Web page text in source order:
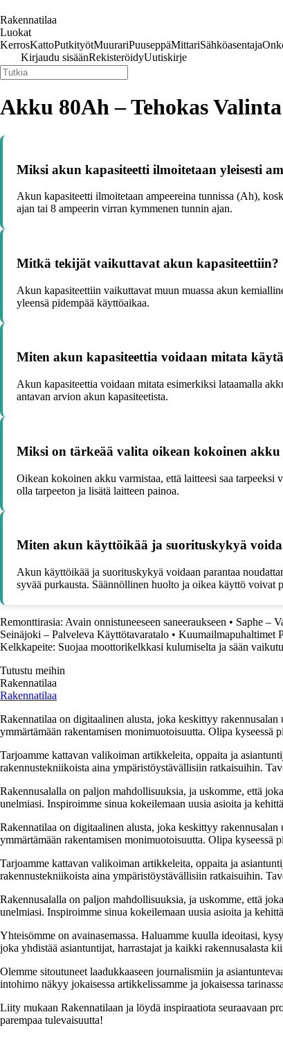
Rakennatilaa
Luokat
KerrosKattoPutkityötMuurariPuuseppäMittariSähköasentaja
Kirjaudu sisäänRekisteröidyUutiskirje
Akku 80Ah – Tehokas
Miksi akun kapasiteetti ilmoitetaan yleisesti
Akun kapasiteetti ilmoitetaan ampeereina tunnissa (Ah),
ajan tai 8 ampeerin virran kymmenen tunnin ajan.
Mitkä tekijät vaikuttavat akun kapasiteettiin?
Akun kapasiteettiin vaikuttavat muun muassa akun
yleensä pidempää käyttöaikaa.
Miten akun kapasiteettia voidaan mitata
Akun kapasiteettia voidaan mitata esimerkiksi lataamalla
antavan arvion akun kapasiteetista.
Miksi on tärkeää valita oikean kokoinen
Oikean kokoinen akku varmistaa, että laitteesi saa
olla tarpeeton ja lisätä laitteen painoa.
Miten akun käyttöikää ja suorituskykyä
Akun käyttöikää ja suorituskykyä voidaan parantaa
syvää purkausta. Säännöllinen huolto ja oikea käyttö voivat
Remonttirasia: Avain onnistuneeseen saneeraukseen • Saphe –
Seinäjoki – Palveleva Käyttötavaratalo • Kuumailmapuhaltimet
Kelkkapeite: Suojaa moottorikelkkasi kulumiselta ja sään
Tutustu meihin
Rakennatilaa
Rakennatilaa
Rakennatilaa on digitaalinen alusta, joka keskittyy
ymmärtämään rakentamisen monimuotoisuutta. Olipa kyseessä
Tarjoamme kattavan valikoiman artikkeleita, oppaita ja
rakennustekniikoista aina ympäristöystävällisiin ratkaisuihin.
Rakennusalalla on paljon mahdollisuuksia, ja uskomme, että
unelmiasi. Inspiroimme sinua kokeilemaan uusia asioita ja
Rakennatilaa on digitaalinen alusta, joka keskittyy
ymmärtämään rakentamisen monimuotoisuutta. Olipa kyseessä
Tarjoamme kattavan valikoiman artikkeleita, oppaita ja
rakennustekniikoista aina ympäristöystävällisiin ratkaisuihin.
Rakennusalalla on paljon mahdollisuuksia, ja uskomme, että
unelmiasi. Inspiroimme sinua kokeilemaan uusia asioita ja
Yhteisömme on avainasemassa. Haluamme kuulla ideoitasi,
joka yhdistää asiantuntijat, harrastajat ja kaikki rakennusalasta
Olemme sitoutuneet laadukkaaseen journalismiin ja
intohimo näkyy jokaisessa artikkelissamme ja jokaisessa
Liity mukaan Rakennatilaan ja löydä inspiraatiota seuraavaan
parempaa tulevaisuutta!